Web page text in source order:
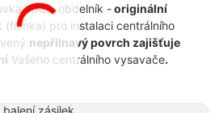
WALL obdelník -originální
(fitinka) pro instalaci centrálního
nepřilnavý povrch zajišťuje
Vašeho centrálního vysavače.